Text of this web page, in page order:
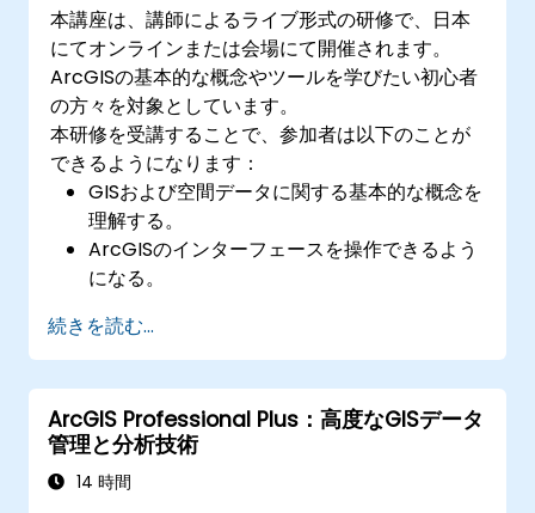
本講座は、講師によるライブ形式の研修で、日本
にてオンラインまたは会場にて開催されます。
ArcGISの基本的な概念やツールを学びたい初心者
の方々を対象としています。
本研修を受講することで、参加者は以下のことが
できるようになります：
GISおよび空間データに関する基本的な概念を
理解する。
ArcGISのインターフェースを操作できるよう
になる。
基本的な空間解析を行うことができる。
地図や視覚化資料を作成することができる。
続きを読む...
ArcGIS Professional Plus：高度なGISデータ
管理と分析技術
14 時間